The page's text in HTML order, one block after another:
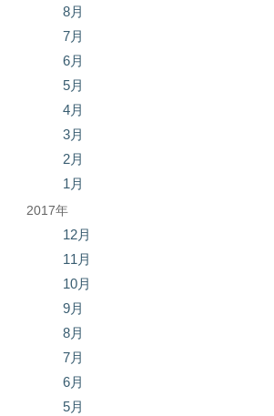
8月
7月
6月
5月
4月
3月
2月
1月
2017年
12月
11月
10月
9月
8月
7月
6月
5月